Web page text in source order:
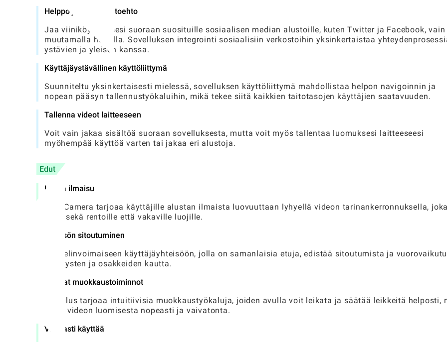
Helppo jakamisvaihtoehto
Jaa viiniköynnöksesi suoraan suosituille sosiaalisen median alustoille, kuten Twitter ja Facebook, vain
muutamalla hanalla. Sovelluksen integrointi sosiaalisiin verkostoihin yksinkertaistaa
ystävien ja yleisön kanssa.
Käyttäjäystävällinen käyttöliittymä
Suunniteltu yksinkertaisesti mielessä, sovelluksen käyttöliittymä mahdollistaa helpon navigoinnin ja
nopean pääsyn tallennustyökaluihin, mikä tekee siitä kaikkien taitotasojen käyttäjien saatavuuden.
Tallenna videot laitteeseen
Voit vain jakaa sisältöä suoraan sovelluksesta, mutta voit myös tallentaa luomuksesi laitteeseesi
myöhempää käyttöä varten tai jakaa eri alustoja.
Edut
Luova ilmaisu
Vine Camera tarjoaa käyttäjille alustan ilmaista luovuuttaan lyhyellä videon tarinankerronnuksella, joka
sopii sekä rentoille että vakaville luojille.
Yhteisön sitoutuminen
Liity elinvoimaiseen käyttäjäyhteisöön, jolla on samanlaisia ​​etuja, edistää sitoutumista ja
tykkäysten ja osakkeiden kautta.
Nopeat muokkaustoiminnot
Sovellus tarjoaa intuitiivisia muokkaustyökaluja, joiden avulla voit leikata ja säätää leikkeitä helposti,
tekee videon luomisesta nopeasti ja vaivatonta.
Vapaasti käyttää